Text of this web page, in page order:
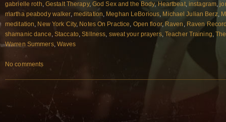
gabrielle roth, Gestalt Therapy, God Sex and the Body, Heartbeat, instagram,
martha peabody walker, meditation, Meghan LeBorious, Michael Julian Berz,
meditation, New York City, Notes On Practice, Open floor, Raven , Raven
shamanic dance, Staccato,Stillness, sweat your prayers, Teacher Training,
Warren Summers, Waves
No comments